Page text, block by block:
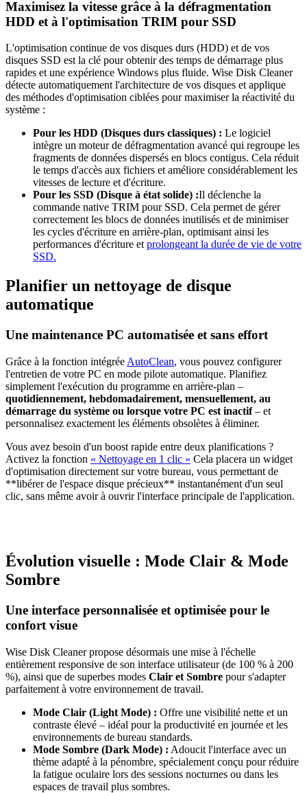
Maximisez la vitesse grâce à la défragmentation
HDD et à l'optimisation TRIM pour SSD
L'optimisation continue de vos disques durs (HDD) et de vos
disques SSD est la clé pour obtenir des temps de démarrage plus
rapides et une expérience Windows plus fluide. Wise Disk Cleaner
détecte automatiquement l'architecture de vos disques et applique
des méthodes d'optimisation ciblées pour maximiser la réactivité du
système :
Pour les HDD (Disques durs classiques) : Le logiciel
intègre un moteur de défragmentation avancé qui regroupe les
fragments de données dispersés en blocs contigus. Cela réduit
le temps d'accès aux fichiers et améliore considérablement les
vitesses de lecture et d'écriture.
Pour les SSD (Disque à état solide) :Il déclenche la
commande native TRIM pour SSD. Cela permet de gérer
correctement les blocs de données inutilisés et de minimiser
les cycles d'écriture en arrière-plan, optimisant ainsi les
performances d'écriture etprolongeant la durée de vie de votre
SSD.
Planifier un nettoyage de disque
automatique
Une maintenance PC automatisée et sans effort
Grâce à la fonction intégrée AutoClean, vous pouvez configurer
l'entretien de votre PC en mode pilote automatique. Planifiez
simplement l'exécution du programme en arrière-plan –
quotidiennement, hebdomadairement, mensuellement, au
démarrage du système ou lorsque votre PC est inactif– et
personnalisez exactement les éléments obsolètes à éliminer.
Vous avez besoin d'un boost rapide entre deux planifications ?
Activez la fonction « Nettoyage en 1 clic » Cela placera un widget
d'optimisation directement sur votre bureau, vous permettant de
**libérer de l'espace disque précieux** instantanément d'un seul
clic, sans même avoir à ouvrir l'interface principale de l'application.
Évolution visuelle : Mode Clair & Mode
Sombre
Une interface personnalisée et optimisée pour le
confort visue
Wise Disk Cleaner propose désormais une mise à l'échelle
entièrement responsive de son interface utilisateur (de 100 % à 200
%), ainsi que de superbes modes Clair et Sombre pour s'adapter
parfaitement à votre environnement de travail.
Mode Clair (Light Mode) : Offre une visibilité nette et un
contraste élevé – idéal pour la productivité en journée et les
environnements de bureau standards.
Mode Sombre (Dark Mode) : Adoucit l'interface avec un
thème adapté à la pénombre, spécialement conçu pour réduire
la fatigue oculaire lors des sessions nocturnes ou dans les
espaces de travail plus sombres.